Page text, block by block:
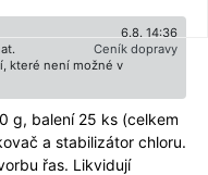
6.8. 14:36
Ceník dopravy
které není možné v
g, balení 25 ks (celkem
a stabilizátor chloru.
řas. Likvidují